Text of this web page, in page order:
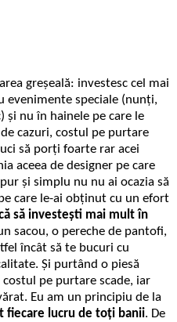
greșeală: investesc cel mai
evenimente speciale (nunți,
și nu în hainele pe care le
cazuri, costul pe purtare
să porți foarte rar acei
aceea de designer pe care
și simplu nu nu ai ocazia să
care le-ai obținut cu un efort
să investești mai mult în
sacou, o pereche de pantofi,
încât să te bucuri cu
Și purtând o piesă
pe purtare scade, iar
Eu am un principiu de la
fiecare lucru de toți banii. De